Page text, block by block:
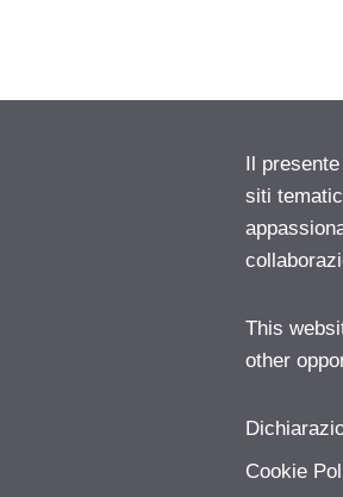
Il
siti
This
other
Cookie